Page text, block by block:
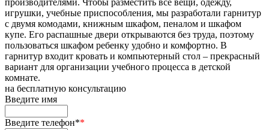
игрушки, учебные приспособления, мы разработали гарнитур
с двумя комодами, книжным шкафом, пеналом и шкафом
купе. Его распашные двери открываются без труда, поэтому
пользоваться шкафом ребенку удобно и комфортно. В
гарнитур входит кровать и компьютерный стол – прекрасный
вариант для организации учебного процесса в детской
комнате.
на бесплатную консультацию
Введите имя
Введите телефон**